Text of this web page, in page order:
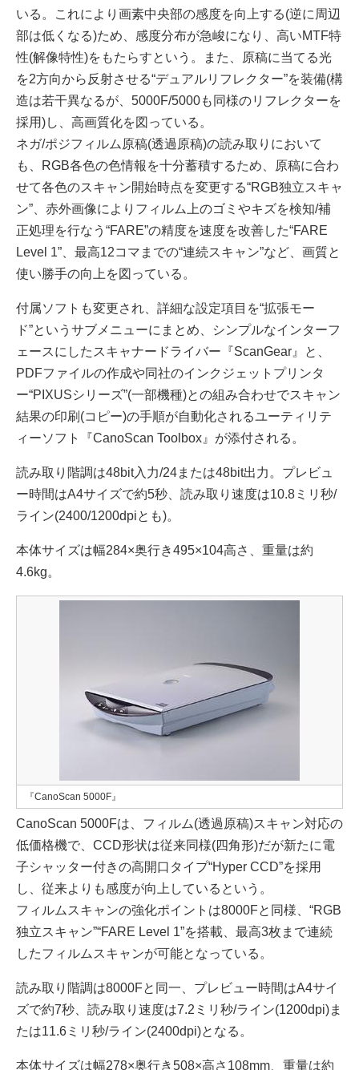
いる。これにより画素中央部の感度を向上する(逆に周辺
部は低くなる)ため、感度分布が急峻になり、高いMTF特
性(解像特性)をもたらすという。また、原稿に当てる光
を2方向から反射させる“デュアルリフレクター”を装備(構
造は若干異なるが、5000F/5000も同様のリフレクターを
採用)し、高画質化を図っている。
ネガ/ポジフィルム原稿(透過原稿)の読み取りにおいて
も、RGB各色の色情報を十分蓄積するため、原稿に合わ
せて各色のスキャン開始時点を変更する“RGB独立スキャ
ン”、赤外画像によりフィルム上のゴミやキズを検知/補
正処理を行なう“FARE”の精度を速度を改善した“FARE
Level 1”、最高12コマまでの“連続スキャン”など、画質と
使い勝手の向上を図っている。
付属ソフトも変更され、詳細な設定項目を“拡張モー
ド”というサブメニューにまとめ、シンプルなインターフ
ェースにしたスキャナードライバー『ScanGear』と、
PDFファイルの作成や同社のインクジェットプリンタ
ー“PIXUSシリーズ”(一部機種)との組み合わせでスキャン
結果の印刷(コピー)の手順が自動化されるユーティリテ
ィーソフト『CanoScan Toolbox』が添付される。
読み取り階調は48bit入力/24または48bit出力。プレビュ
ー時間はA4サイズで約5秒、読み取り速度は10.8ミリ秒/
ライン(2400/1200dpiとも)。
本体サイズは幅284×奥行き495×104高さ、重量は約
4.6kg。
『CanoScan 5000F』
CanoScan 5000Fは、フィルム(透過原稿)スキャン対応の
低価格機で、CCD形状は従来同様(四角形)だが新たに電
子シャッター付きの高開口タイプ“Hyper CCD”を採用
し、従来よりも感度が向上しているという。
フィルムスキャンの強化ポイントは8000Fと同様、“RGB
独立スキャン”“FARE Level 1”を搭載、最高3枚まで連続
したフィルムスキャンが可能となっている。
読み取り階調は8000Fと同一、プレビュー時間はA4サイ
ズで約7秒、読み取り速度は7.2ミリ秒/ライン(1200dpi)ま
たは11.6ミリ秒/ライン(2400dpi)となる。
本体サイズは幅278×奥行き508×高さ108mm、重量は約